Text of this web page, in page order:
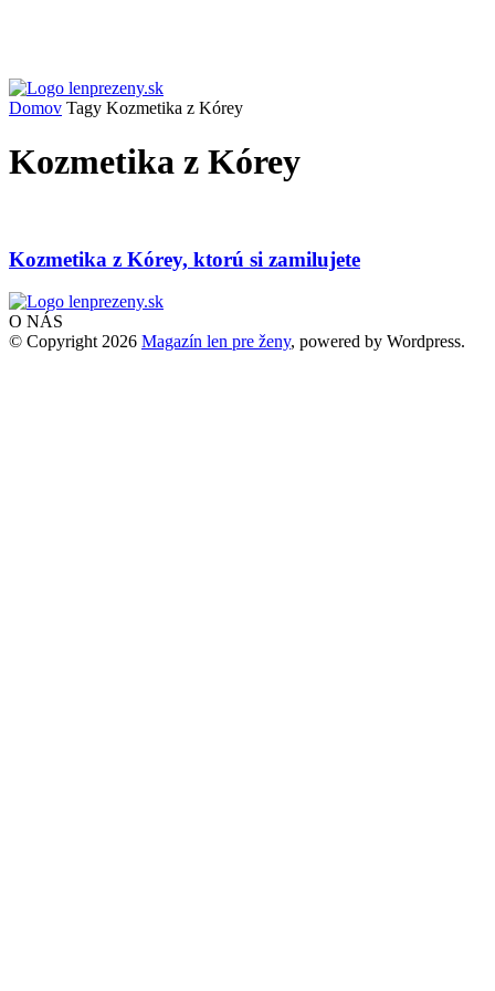
Domov Tagy Kozmetika z Kórey
Kozmetika z Kórey
Kozmetika z Kórey, ktorú si zamilujete
O NÁS
© Copyright 2026 Magazín len pre ženy, powered by Wordpress.